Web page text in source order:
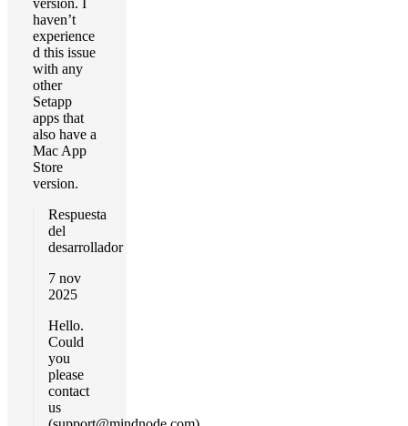
version. I
haven’t
experience
d this issue
with any
other
Setapp
apps that
also have a
Mac App
Store
version.
Respuesta
del
desarrollador
7 nov
2025
Hello.
Could
you
please
contact
us